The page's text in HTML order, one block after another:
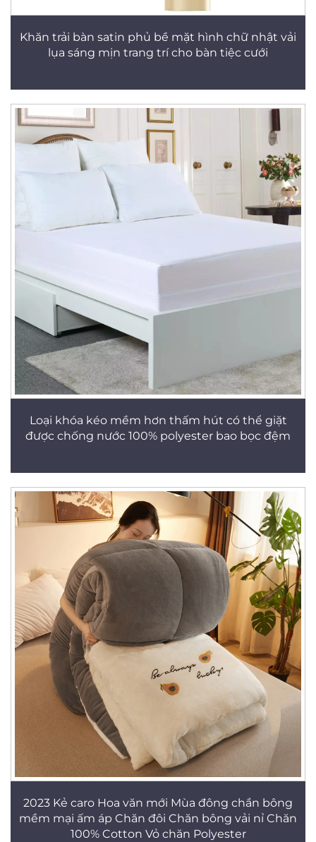
Khăn trải bàn satin phủ bề mặt hình chữ nhật vải
lụa sáng mịn trang trí cho bàn tiệc cưới
Loại khóa kéo mềm hơn thấm hút có thể giặt
được chống nước 100% polyester bao bọc đệm
2023 Kẻ caro Hoa văn mới Mùa đông chần bông
mềm mại ấm áp Chăn đôi Chăn bông vải nỉ Chăn
100% Cotton Vỏ chăn Polyester